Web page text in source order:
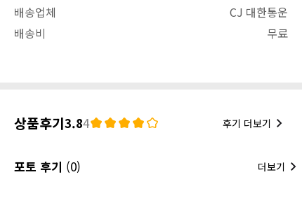
배송업체
CJ 대한통운
배송비
무료
상품후기3.84 후기 더보기
포토 후기 (0) 더보기